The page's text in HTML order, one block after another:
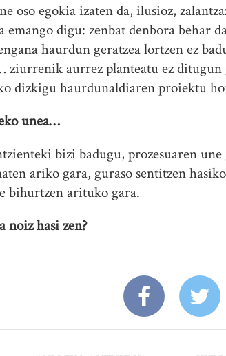
oso egokia izaten da, ilusioz,
digu: zenbat denbora behar
haurdun geratzea lortzen ez
ziurrenik aurrez planteatu ez
dizkigu haurdunaldiaren proiektu
unea…
bizi badugu, prozesuaren une
ariko gara, guraso sentitzen
bihurtzen arituko gara.
noiz hasi zen?